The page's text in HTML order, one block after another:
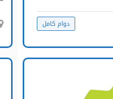
دوام كامل